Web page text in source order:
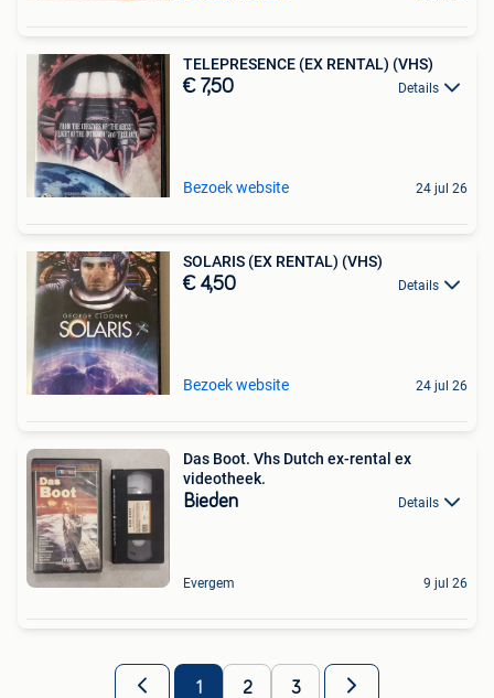
TELEPRESENCE (EX RENTAL) (VHS)
€ 7,50 Details
Bezoek website 24 jul 26
SOLARIS (EX RENTAL) (VHS)
€ 4,50 Details
Bezoek website 24 jul 26
Das Boot. Vhs Dutch ex-rental ex
videotheek.
Bieden Details
Evergem 9 jul 26
1 2 3